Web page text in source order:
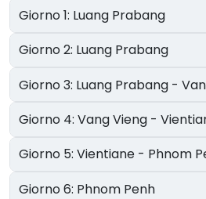
Giorno 1: Luang Prabang
Giorno 2: Luang Prabang
Giorno 3: Luang Prabang -
Giorno 4: Vang Vieng -
Giorno 5: Vientiane - Phnom
Giorno 6: Phnom Penh